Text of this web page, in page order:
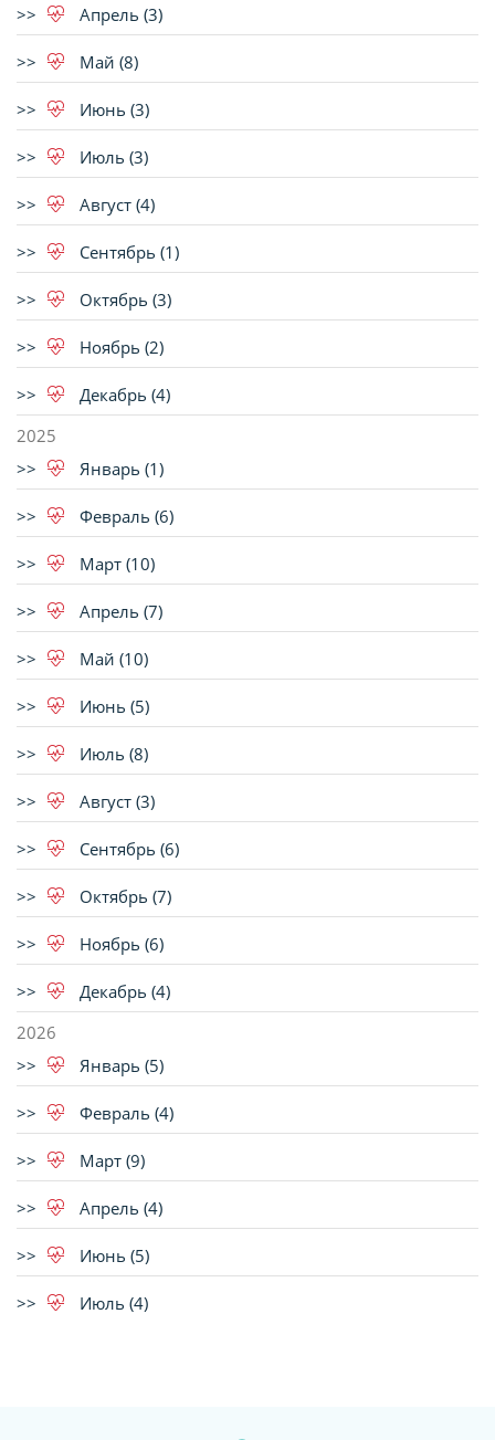
Апрель (3)
Май (8)
Июнь (3)
Июль (3)
Август (4)
Сентябрь (1)
Октябрь (3)
Ноябрь (2)
Декабрь (4)
2025
Январь (1)
Февраль (6)
Март (10)
Апрель (7)
Май (10)
Июнь (5)
Июль (8)
Август (3)
Сентябрь (6)
Октябрь (7)
Ноябрь (6)
Декабрь (4)
2026
Январь (5)
Февраль (4)
Март (9)
Апрель (4)
Июнь (5)
Июль (4)